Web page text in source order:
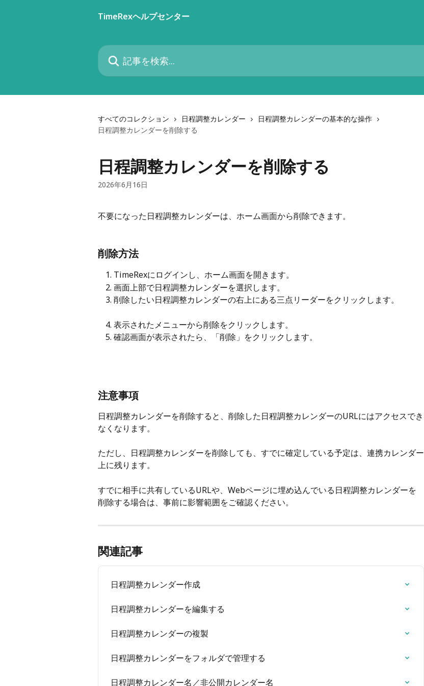
TimeRexヘルプセンター
記事を検索...
すべてのコレクション 日程調整カレンダー
日程調整カレンダーの基本的な操作
日程調整カレンダーを削除する
日程調整カレンダーを削除する
2026年6月16日
不要になった日程調整カレンダーは、ホーム画面から削除できます。
削除方法
TimeRexにログインし、ホーム画面を開きます。
画面上部で日程調整カレンダーを選択します。
削除したい日程調整カレンダーの右上にある三点リーダーをクリックします。
表示されたメニューから削除をクリックします。
確認画面が表示されたら、「削除」をクリックします。
注意事項
日程調整カレンダーを削除すると、削除した日程調整カレンダーのURLにはアクセスでき
なくなります。
ただし、日程調整カレンダーを削除しても、すでに確定している予定は、連携カレンダー
上に残ります。
すでに相手に共有しているURLや、Webページに埋め込んでいる日程調整カレンダーを
削除する場合は、事前に影響範囲をご確認ください。
関連記事
日程調整カレンダー作成
日程調整カレンダーを編集する
日程調整カレンダーの複製
日程調整カレンダーをフォルダで管理する
日程調整カレンダー名／非公開カレンダー名